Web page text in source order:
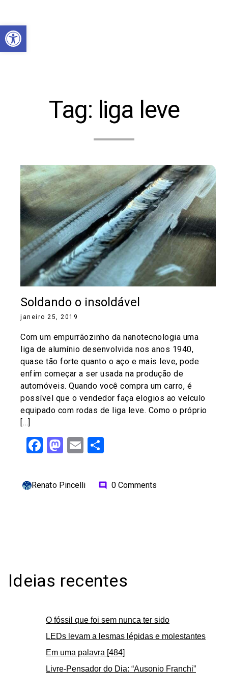
Abrir a barra de ferramentas
Tag: liga leve
Soldando o insoldável
janeiro 25, 2019
Com um empurrãozinho da nanotecnologia uma
liga de alumínio desenvolvida nos anos 1940,
quase tão forte quanto o aço e mais leve, pode
enfim começar a ser usada na produção de
automóveis. Quando você compra um carro, é
possível que o vendedor faça elogios ao veículo
equipado com rodas de liga leve. Como o próprio
[…]
Facebook
Mastodon
Email
Renato Pincelli comment 0 Comments
Ideias recentes
O fóssil que foi sem nunca ter sido
LEDs levam a lesmas lépidas e molestantes
Em uma palavra [484]
Livre-Pensador do Dia: “Ausonio Franchi”